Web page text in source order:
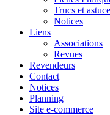
Trucs et
Notices
Liens
Associations
Revues
Revendeurs
Contact
Notices
Planning
Site e-commerce